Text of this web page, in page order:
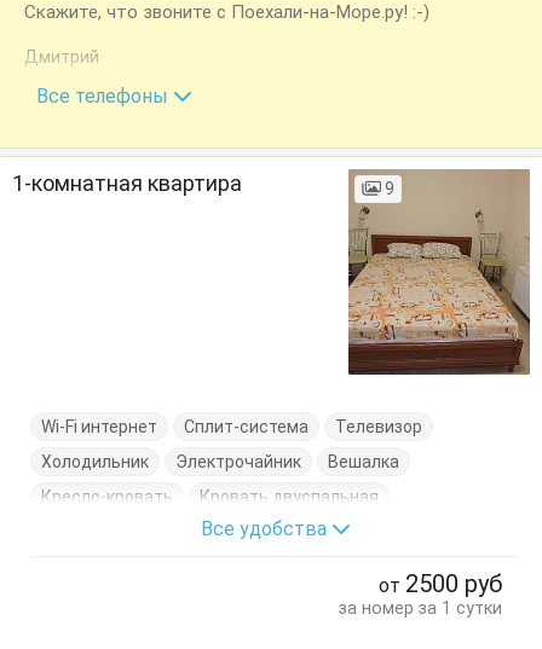
Скажите, что звоните с Поехали-на-Море.ру! :-)
Дмитрий
+7 (978) 778-47-31
Все телефоны
1-комнатная квартира 9
Wi-Fi интернет Сплит-система
Телевизор
Холодильник
Электрочайник
Вешалка
Кресло-кровать
Кровать двуспальная
Обеденный стол
Все удобства
от 2500 руб
за номер за 1 сутки